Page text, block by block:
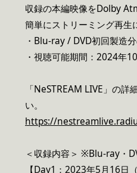
収録の本編映像をDolby
簡単にストリーミング再生
・Blu-ray / DVD初回製造
・視聴可能期間：2024年
「NeSTREAM LIVE」の詳
い。
https://
＜収録内容＞ ※Blu-ray・
【Day1：2023年5月16日（